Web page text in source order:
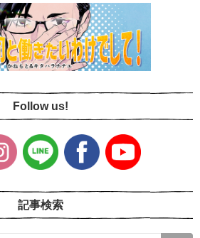
Follow us!
記事検索